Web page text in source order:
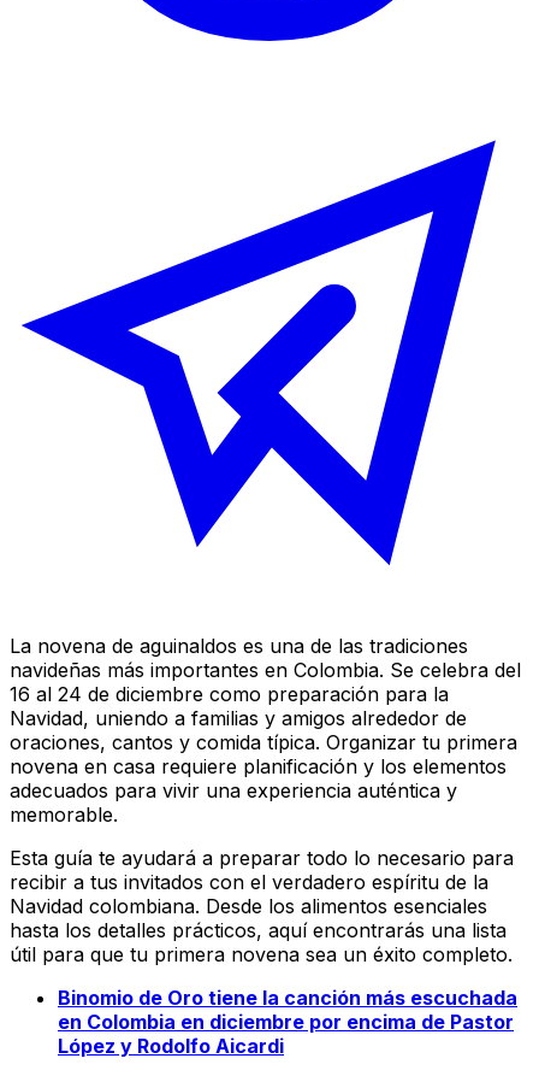
La novena de aguinaldos es una de las tradiciones
navideñas más importantes en Colombia. Se celebra del
16 al 24 de diciembre como preparación para la
Navidad, uniendo a familias y amigos alrededor de
oraciones, cantos y comida típica. Organizar tu primera
novena en casa requiere planificación y los elementos
adecuados para vivir una experiencia auténtica y
memorable.
Esta guía te ayudará a preparar todo lo necesario para
recibir a tus invitados con el verdadero espíritu de la
Navidad colombiana. Desde los alimentos esenciales
hasta los detalles prácticos, aquí encontrarás una lista
útil para que tu primera novena sea un éxito completo.
Binomio de Oro tiene la canción más escuchada
en Colombia en diciembre por encima de Pastor
López y Rodolfo Aicardi